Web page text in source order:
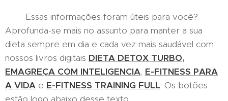
Essas informações foram úteis para você?
Aprofunda-se mais no assunto para manter a sua
dieta sempre em dia e cada vez mais saudável com
nossos livros digitais DIETA DETOX TURBO,
EMAGREÇA COM INTELIGENCIA, E-FITNESS PARA
A VIDA e E-FITNESS TRAINING FULL. Os botões